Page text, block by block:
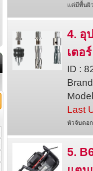
แต่มีพื้นผิ
4. อุ
เตอ
ID :
Last
หัวจับดอ
5.